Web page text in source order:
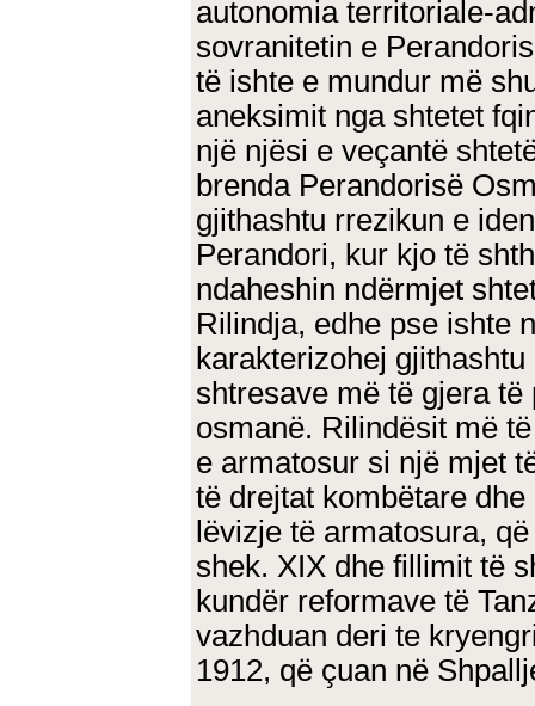
autonomia territoriale-
sovranitetin e
të ishte e mundur më
aneksimit nga shtetet
një njësi e veçantë
brenda Perandorisë
gjithashtu rrezikun e
Perandori, kur kjo të
ndaheshin ndërmjet
Rilindja, edhe pse ishte
karakterizohej
shtresave më të gjera
osmanë. Rilindësit më
e armatosur si një mjet
të drejtat kombëtare
lëvizje të armatosura,
shek. XIX dhe fillimit të
kundër reformave të
vazhduan deri te
1912, që çuan në